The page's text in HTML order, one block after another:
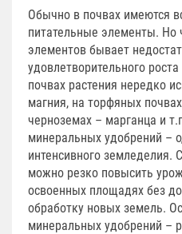
Обычно в почвах имеются
питательные элементы. Но
элементов бывает
удовлетворительного
почвах растения нередко
магния, на торфяных
черноземах – марганца и
минеральных удобрений –
интенсивного
можно резко повысить
освоенных площадях без
обработку новых земель.
минеральных удобрений –